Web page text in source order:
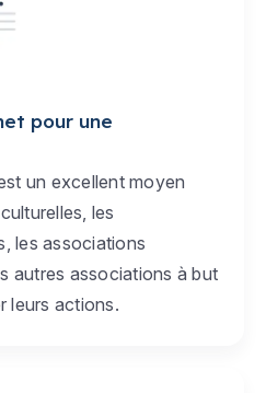
pour une
un excellent moyen
les
les associations
autres associations à but
leurs actions.